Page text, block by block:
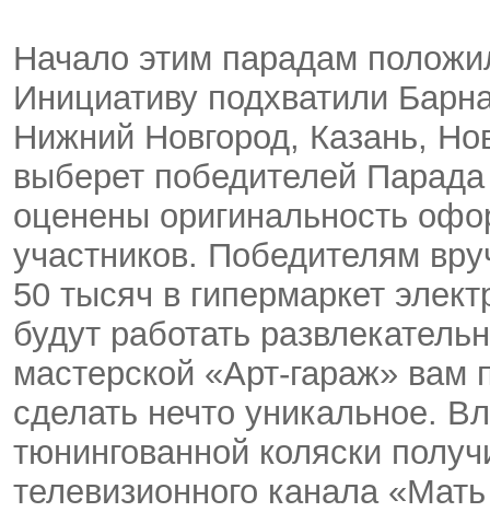
Начало этим парадам
Инициативу подхватили
Нижний Новгород, Казань,
выберет победителей
оценены оригинальность
участников. Победителям
50 тысяч в гипермаркет
будут работать
мастерской «Арт-гараж» вам
сделать нечто уникальное.
тюнингованной коляски
телевизионного канала